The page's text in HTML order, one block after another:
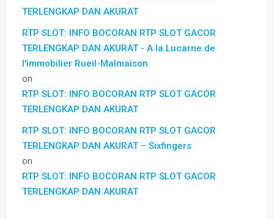
TERLENGKAP DAN AKURAT
RTP SLOT: INFO BOCORAN RTP SLOT GACOR
TERLENGKAP DAN AKURAT - A la Lucarne de
l'immobilier Rueil-Malmaison
on
RTP SLOT: INFO BOCORAN RTP SLOT GACOR
TERLENGKAP DAN AKURAT
RTP SLOT: INFO BOCORAN RTP SLOT GACOR
TERLENGKAP DAN AKURAT – Sixfingers
on
RTP SLOT: INFO BOCORAN RTP SLOT GACOR
TERLENGKAP DAN AKURAT